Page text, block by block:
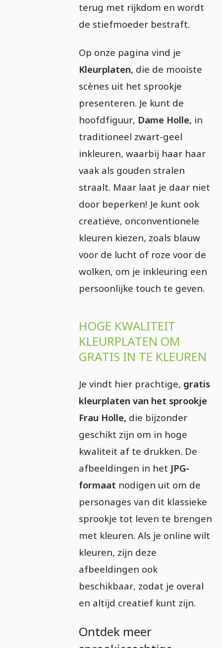
terug met rijkdom en wordt
de stiefmoeder bestraft.
Op onze pagina vind je
Kleurplaten, die de mooiste
scènes uit het sprookje
presenteren. Je kunt de
hoofdfiguur, Dame Holle, in
traditioneel zwart-geel
inkleuren, waarbij haar haar
vaak als gouden stralen
straalt. Maar laat je daar niet
door beperken! Je kunt ook
creatieve, onconventionele
kleuren kiezen, zoals blauw
voor de lucht of roze voor de
wolken, om je inkleuring een
persoonlijke touch te geven.
HOGE KWALITEIT
KLEURPLATEN OM
GRATIS IN TE KLEUREN
Je vindt hier prachtige, gratis
kleurplaten van het sprookje
Frau Holle, die bijzonder
geschikt zijn om in hoge
kwaliteit af te drukken. De
afbeeldingen in het JPG-
formaat nodigen uit om de
personages van dit klassieke
sprookje tot leven te brengen
met kleuren. Als je online wilt
kleuren, zijn deze
afbeeldingen ook
beschikbaar, zodat je overal
en altijd creatief kunt zijn.
Ontdek meer